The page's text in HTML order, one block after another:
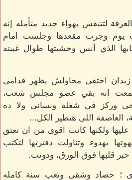
لتتنفس بهواء جديد متأمله إنه
يوم وجرت مقعدها وجلست امام
الذي أنس وحشيتها طوال غيبته
اختفى محاولش يظهر قدامى
انه بقي عضو مجلس شعب،
وركز فى شغله ونسانى ولا ده
العاصفة اللى هتطير الكل...
ولكنها كانت اقوى من ان تعتق
بهدوء وتناولت دفترتها لتكتب
قلبها فوق الورق، ودونت.
؛ حصاد وشقى وتعب سنة كامله